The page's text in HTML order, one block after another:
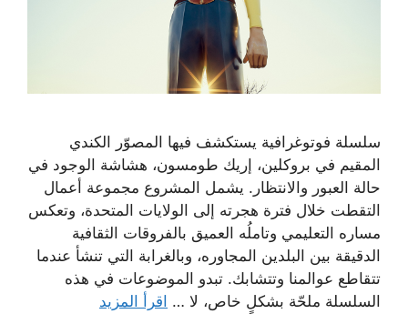
سلسلة فوتوغرافية يستكشف فيها المصوّر الكندي
المقيم في بروكلين، إريك طومسون، هشاشة الوجود في
حالة العبور والانتظار. يشمل المشروع مجموعة أعمال
التقطت خلال فترة هجرته إلى الولايات المتحدة، وتعكس
مساره التعليمي وتاملُه العميق بالفروقات الثقافية
الدقيقة بين البلدين المجاوره، وبالغرابة التي تنشأ عندما
تتقاطع عوالمنا وتتشابك. تبدو الموضوعات في هذه
السلسلة ملحّة بشكلٍ خاص، لا … اقرأ المزيد